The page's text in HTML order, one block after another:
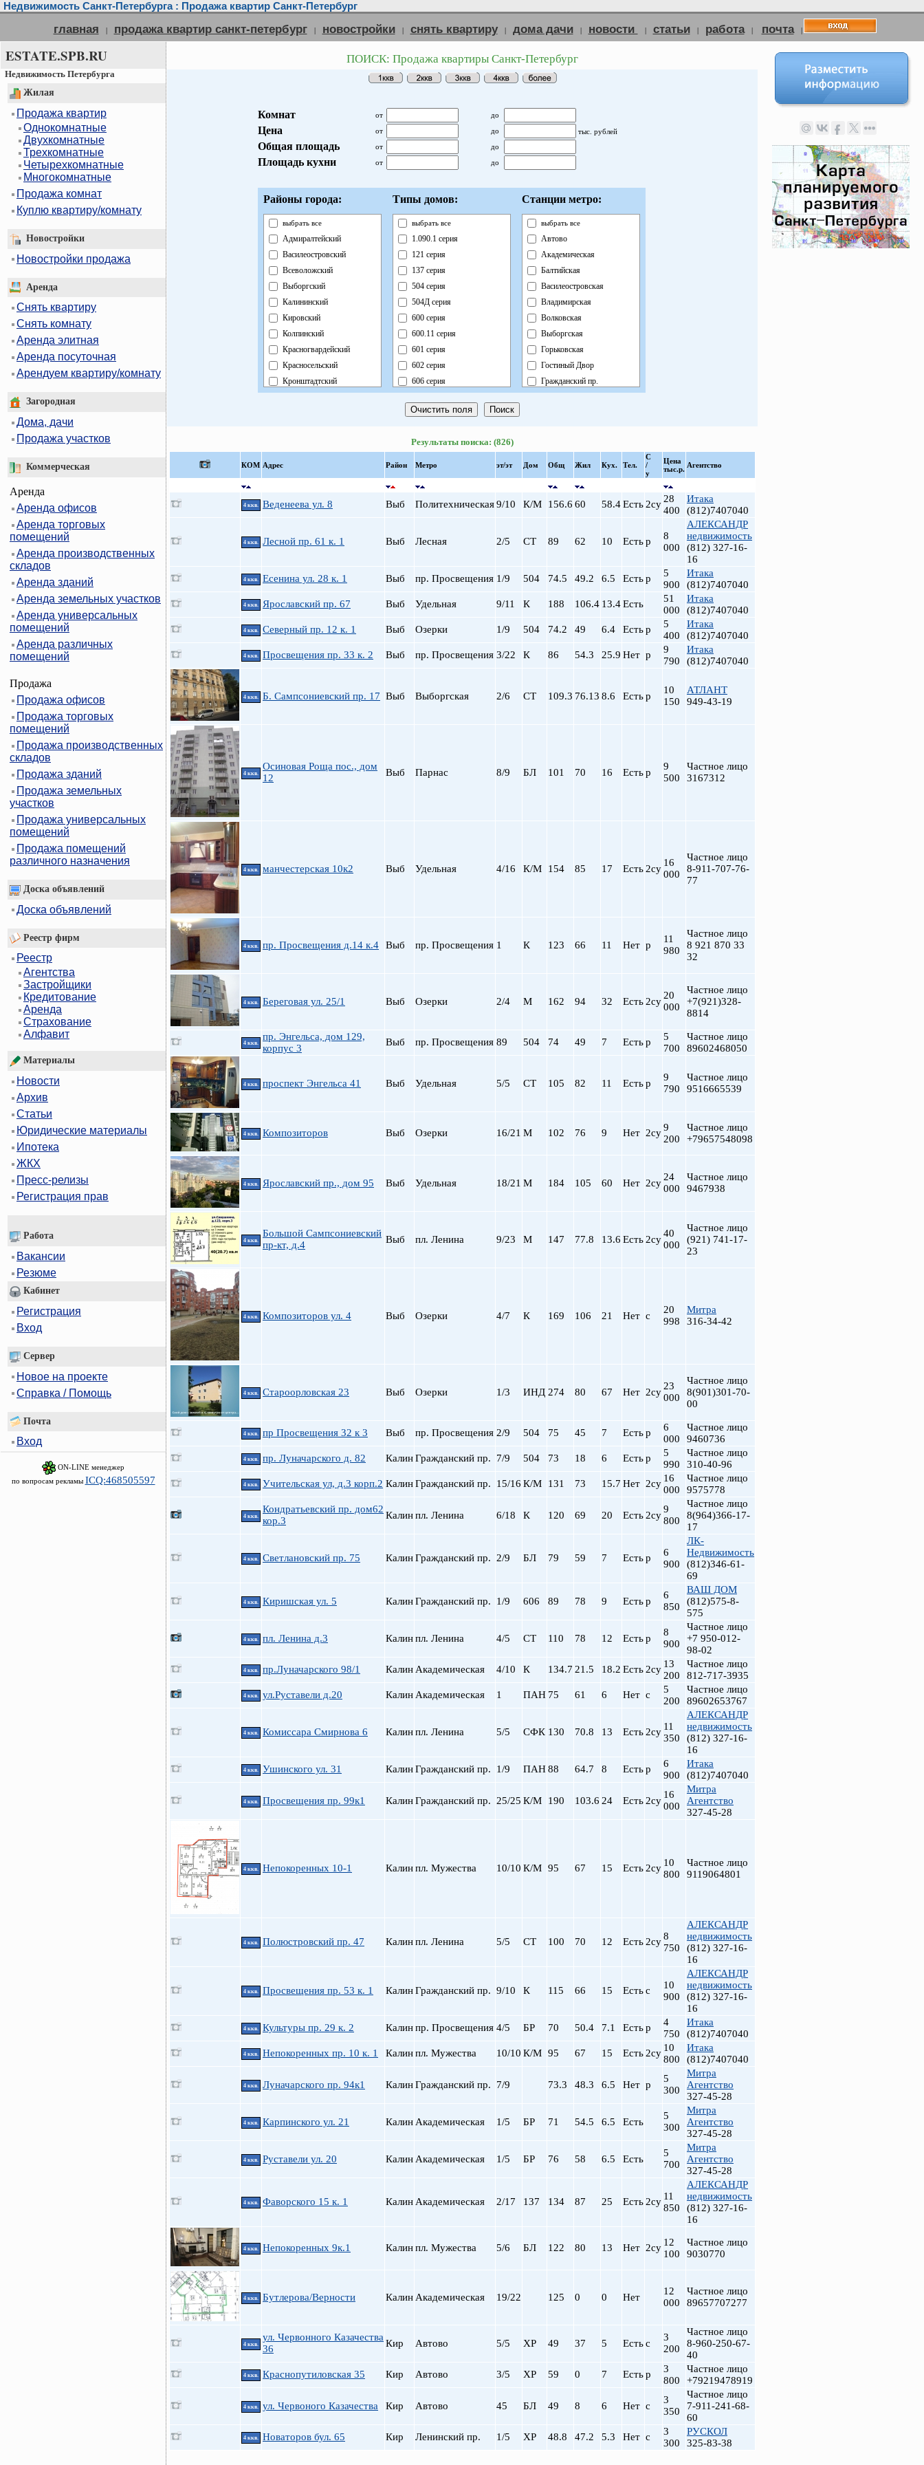
Недвижимость Санкт-Петербурга : Продажа квартир Санкт-Петербург
главная | продажа квартир санкт-петербург | новостройки | снять квартиру | дома дачи | новости | статьи | работа | почта |
ESTATE.SPB.RU
Недвижимость Петербурга
Жилая
Продажа квартир
Однокомнатные
Двухкомнатные
Трехкомнатные
Четырехкомнатные
Многокомнатные
Продажа комнат
Куплю квартиру/комнату
Новостройки
Новостройки продажа
Аренда
Снять квартиру
Снять комнату
Аренда элитная
Аренда посуточная
Арендуем квартиру/комнату
Загородная
Дома, дачи
Продажа участков
Коммерческая
Аренда
Аренда офисов
Аренда торговых
помещений
Аренда производственных
складов
Аренда зданий
Аренда земельных участков
Аренда универсальных
помещений
Аренда различных
помещений
Продажа
Продажа офисов
Продажа торговых
помещений
Продажа производственных
складов
Продажа зданий
Продажа земельных
участков
Продажа универсальных
помещений
Продажа помещений
различного назначения
Доска объявлений
Доска объявлений
Реестр фирм
Реестр
Агентства
Застройщики
Кредитование
Аренда
Страхование
Алфавит
Материалы
Новости
Архив
Статьи
Юридические материалы
Ипотека
ЖКХ
Пресс-релизы
Регистрация прав
Работа
Вакансии
Резюме
Кабинет
Регистрация
Вход
Сервер
Новое на проекте
Справка / Помощь
Почта
Вход
ON-LINE менеджер
по вопросам рекламы ICQ:468505597
ПОИСК: Продажа квартиры Санкт-Петербург
Комнат от до
Цена от до тыс. рублей
Общая площадь от до
Площадь кухни от до
Районы города:
выбрать все
Адмиралтейский
Василеостровский
Всеволожский
Выборгский
Калининский
Кировский
Колпинский
Красногвардейский
Красносельский
Кронштадтский
Петроградский
Приморский
Фрунзенский
Типы домов:
выбрать все
1.090.1 серия
121 серия
137 серия
504 серия
504Д серия
600 серия
600.11 серия
601 серия
602 серия
606 серия
Брежневка
Индивидуальный
Кирпично-Монолитный
Кирпичный
Коттедж
Немецкий
Реконструкция
Ст.Фонд Кап.Рем.
Старый фонд (СФ)
Хрущевка
Станции метро:
выбрать все
Автово
Академическая
Балтийская
Василеостровская
Владимирская
Волковская
Выборгская
Горьковская
Гостиный Двор
Гражданский пр.
Звенигородская
Кировский завод
Крестовский о-в
Ладожская
Ломоносовская
Московская
Московские ворота
Новочеркасская
Парнас
пл. Мужества
Приморская
Рыбацкое
Спортивная
Электросила
Результаты поиска: (826)
КOМ Адрес Район Метро эт/эт Дом Общ Жил Кух. Тел.
С
/
у
Цена
тыс.р. Агентство
4 ккв. Веденеева ул. 8 Выб Политехническая9/10 К/М 156.6 60 58.4Есть 2су 28
400
Итака
(812)7407040
4 ккв. Лесной пр. 61 к. 1 Выб Лесная 2/5 СТ 89 62 10 Естьр
8
000
АЛЕКСАНДР
недвижимость
(812) 327-16-
16
4 ккв. Есенина ул. 28 к. 1 Выб пр. Просвещения 1/9 504 74.5 49.2 6.5 Естьр
5
900
Итака
(812)7407040
4 ккв. Ярославский пр. 67 Выб Удельная 9/11 К 188 106.4 13.4Есть
51
000
Итака
(812)7407040
4 ккв. Северный пр. 12 к. 1 Выб Озерки 1/9 504 74.2 49 6.4 Естьр
5
400
Итака
(812)7407040
4 ккв. Просвещения пр. 33 к. 2 Выб пр. Просвещения 3/22 К 86 54.3 25.9 Нет р
9
790
Итака
(812)7407040
4 ккв. Б. Сампсониевский пр. 17 Выб Выборгская 2/6 СТ 109.3 76.13 8.6 Естьр
10
150
АТЛАНТ
949-43-19
4 ккв.
Осиновая Роща пос., дом
12
Выб Парнас 8/9 БЛ 101 70 16 Естьр
9
500
Частное лицо
3167312
4 ккв. манчестерская 10к2 Выб Удельная 4/16 К/М 154 85 17 Есть 2су
16
000
Частное лицо
8-911-707-76-
77
4 ккв. пр. Просвещения д.14 к.4 Выб пр. Просвещения 1 К 123 66 11 Нет р
11
980
Частное лицо
8 921 870 33
32
4 ккв. Береговая ул. 25/1 Выб Озерки 2/4 М 162 94 32 Есть 2су
20
000
Частное лицо
+7(921)328-
8814
4 ккв.
пр. Энгельса, дом 129,
корпус 3
Выб пр. Просвещения 89 504 74 49 7 Естьр
5
700
Частное лицо
89602468050
4 ккв. проспект Энгельса 41 Выб Удельная 5/5 СТ 105 82 11 Естьр
9
790
Частное лицо
9516665539
4 ккв. Композиторов Выб Озерки 16/21 М 102 76 9 Нет 2су9
200
Частное лицо
+79657548098
4 ккв. Ярославский пр., дом 95 Выб Удельная 18/21 М 184 105 60 Нет 2су
24
000
Частное лицо
9467938
4 ккв.
Большой Сампсониевский
пр-кт, д.4
Выб пл. Ленина 9/23 М 147 77.8 13.6 Есть 2су
40
000
Частное лицо
(921) 741-17-
23
4 ккв. Композиторов ул. 4 Выб Озерки 4/7 К 169 106 21 Нет с
20
998
Митра
316-34-42
4 ккв. Староорловская 23 Выб Озерки 1/3 ИНД 274 80 67 Нет 2су
23
000
Частное лицо
8(901)301-70-
00
4 ккв. пр Просвещения 32 к 3 Выб пр. Просвещения 2/9 504 75 45 7 Естьр
6
000
Частное лицо
9460736
4 ккв. пр. Луначарского д. 82 КалинГражданский пр. 7/9 504 73 18 6 Естьр
5
990
Частное лицо
310-40-96
4 ккв. Учительская ул, д.3 корп.2 КалинГражданский пр. 15/16 К/М 131 73 15.7 Нет 2су 16
000
Частное лицо
9575778
4 ккв.
Кондратьевский пр. дом62
кор.3
Калинпл. Ленина 6/18 К 120 69 20 Есть 2су
9
800
Частное лицо
8(964)366-17-
17
4 ккв. Светлановский пр. 75 КалинГражданский пр. 2/9 БЛ 79 59 7 Естьр
6
900
ЛК-
Недвижимость
(812)346-61-
69
4 ккв. Киришская ул. 5 КалинГражданский пр. 1/9 606 89 78 9 Естьр
6
850
ВАШ ДОМ
(812)575-8-
575
4 ккв. пл. Ленина д.3 Калинпл. Ленина 4/5 СТ 110 78 12 Естьр
8
900
Частное лицо
+7 950-012-
98-02
4 ккв. пр.Луначарского 98/1 Калин Академическая 4/10 К 134.7 21.5 18.2 Есть 2су 13
200
Частное лицо
812-717-3935
4 ккв. ул.Руставели д.20 Калин Академическая 1 ПАН 75 61 6 Нет с
5
200
Частное лицо
89602653767
4 ккв. Комиссара Смирнова 6 Калинпл. Ленина 5/5 СФК 130 70.8 13 Есть 2су 11
350
АЛЕКСАНДР
недвижимость
(812) 327-16-
16
4 ккв. Ушинского ул. 31 КалинГражданский пр. 1/9 ПАН88 64.7 8 Естьр
6
900
Итака
(812)7407040
4 ккв. Просвещения пр. 99к1 КалинГражданский пр. 25/25 К/М 190 103.6 24 Есть 2су
16
000
Митра
Агентство
327-45-28
4 ккв. Непокоренных 10-1 Калинпл. Мужества 10/10 К/М 95 67 15 Есть 2су 10
800
Частное лицо
9119064801
4 ккв. Полюстровский пр. 47 Калинпл. Ленина 5/5 СТ 100 70 12 Есть 2су8
750
АЛЕКСАНДР
недвижимость
(812) 327-16-
16
4 ккв. Просвещения пр. 53 к. 1 КалинГражданский пр. 9/10 К 115 66 15 Естьс
10
900
АЛЕКСАНДР
недвижимость
(812) 327-16-
16
4 ккв. Культуры пр. 29 к. 2 Калинпр. Просвещения 4/5 БР 70 50.4 7.1 Естьр
4
750
Итака
(812)7407040
4 ккв. Непокоренных пр. 10 к. 1 Калинпл. Мужества 10/10 К/М 95 67 15 Есть 2су 10
800
Итака
(812)7407040
4 ккв. Луначарского пр. 94к1 КалинГражданский пр. 7/9 73.3 48.3 6.5 Нет р
5
300
Митра
Агентство
327-45-28
4 ккв. Карпинского ул. 21 Калин Академическая 1/5 БР 71 54.5 6.5 Есть
5
300
Митра
Агентство
327-45-28
4 ккв. Руставели ул. 20 Калин Академическая 1/5 БР 76 58 6.5 Есть
5
700
Митра
Агентство
327-45-28
4 ккв. Фаворского 15 к. 1 Калин Академическая 2/17 137 134 87 25 Есть 2су 11
850
АЛЕКСАНДР
недвижимость
(812) 327-16-
16
4 ккв. Непокоренных 9к.1 Калинпл. Мужества 5/6 БЛ 122 80 13 Нет 2су 12
100
Частное лицо
9030770
4 ккв. Бутлерова/Верности Калин Академическая 19/22 125 0 0 Нет
12
000
Частное лицо
89657707277
4 ккв.
ул. Червонного Казачества
36
Кир Автово 5/5 ХР 49 37 5 Естьс
3
200
Частное лицо
8-960-250-67-
40
4 ккв. Краснопутиловская 35 Кир Автово 3/5 ХР 59 0 7 Естьр
3
800
Частное лицо
+79219478919
4 ккв. ул. Червоного Казачества Кир Автово 45 БЛ 49 8 6 Нет с
3
350
Частное лицо
7-911-241-68-
60
4 ккв. Новаторов бул. 65 Кир Ленинский пр. 1/5 ХР 48.8 47.2 5.3 Нет с
3
300
РУСКОЛ
325-83-38